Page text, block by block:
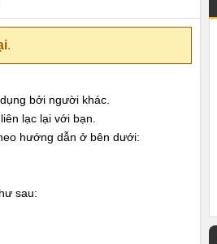
.
bởi người khác.
lạc lại với bạn.
hướng dẫn ở bên dưới:
sau: